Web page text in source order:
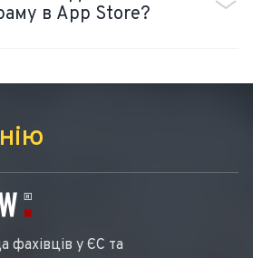
в App Store?
фахівців у ЄС та